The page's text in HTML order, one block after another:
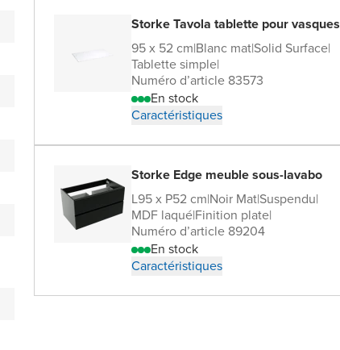
Storke Tavola tablette pour vasques
95 x 52 cm|Blanc mat|Solid Surface|
Tablette simple|
Numéro d’article 83573
En stock
Caractéristiques
Storke Edge meuble sous-lavabo
L95 x P52 cm|Noir Mat|Suspendu|
MDF laqué|Finition plate|
Numéro d’article 89204
En stock
Caractéristiques